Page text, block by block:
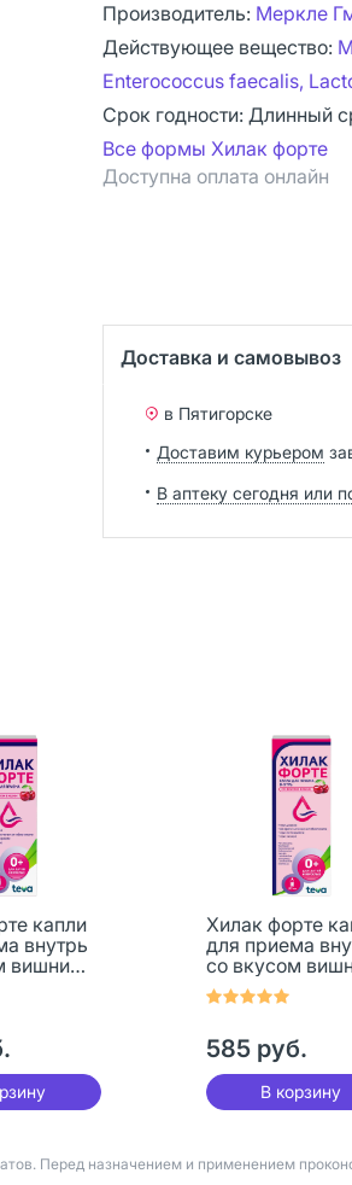
Производитель: Меркле
Действующее вещество:
Enterococcus faecalis,
Срок годности: Длинный
Все формы Хилак форте
Доступна оплата онлайн
Доставка и самовывоз
в Пятигорске
Доставим курьером
В аптеку сегодня или
капли
внутрь
вишни
Хилак форте
для приема
со вкусом
мл 1 шт
585 руб.
В корзину
Перед назначением и применением